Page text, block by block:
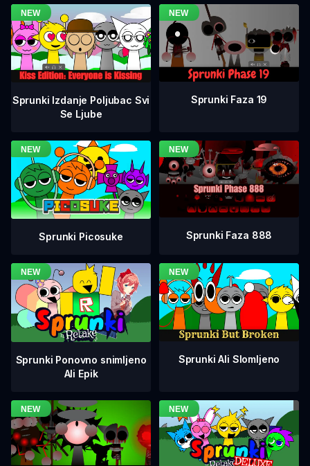
Sprunki Izdanje Poljubac Svi
Se Ljube
Sprunki Faza 19
Sprunki Picosuke Sprunki Faza 888
Sprunki Ponovno snimljeno
Ali Epik
Sprunki Ali Slomljeno